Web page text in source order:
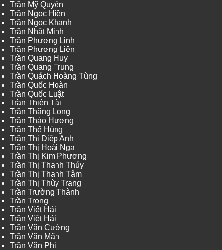
Trần Mỹ Quyên
Trần Ngọc Hiền
Trần Ngọc Khanh
Trần Nhật Minh
Trần Phương Linh
Trần Phương Liên
Trần Quang Huy
Trần Quang Trung
Trần Quách Hoàng Tùng
Trần Quốc Hoàn
Trần Quốc Luật
Trần Thiện Tài
Trần Thăng Long
Trần Thảo Hương
Trần Thế Hùng
Trần Thị Diệp Anh
Trần Thị Hoài Nga
Trần Thị Kim Phương
Trần Thị Thanh Thúy
Trần Thị Thanh Tâm
Trần Thị Thùy Trang
Trần Trường Thành
Trần Trọng
Trần Viết Hải
Trần Việt Hải
Trần Văn Cường
Trần Văn Mãn
Trần Văn Phi